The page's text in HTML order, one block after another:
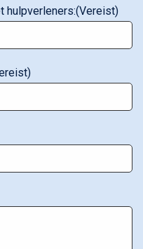
hulpverleners:(Vereist)